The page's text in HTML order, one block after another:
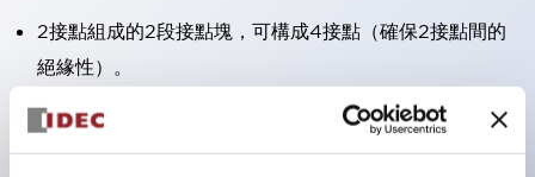
2接點組成的2段接點塊，可構成4接點（確保2接點間的
絕緣性）。
面板深度39.9mm（※11段接點塊）、59.9mm（※22段
接點塊）。可實現省空間設計。